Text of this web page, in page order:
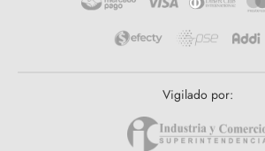
Vigilado por: